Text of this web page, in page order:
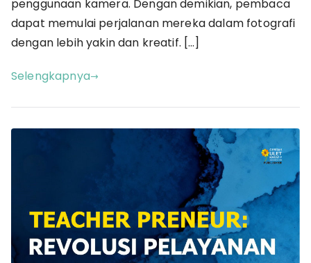
penggunaan kamera. Dengan demikian, pembaca
dapat memulai perjalanan mereka dalam fotografi
dengan lebih yakin dan kreatif. […]
Selengkapnya